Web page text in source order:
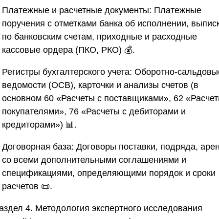
Платежные и расчетные документы: Платежные
поручения с отметками банка об исполнении,
по банковским счетам, приходные и расходные
кассовые ордера (ПКО, РКО) 💰.
Регистры бухгалтерского учета: Оборотно-
ведомости (ОСВ), карточки и анализы счетов (в
основном 60 «Расчеты с поставщиками», 62
покупателями», 76 «Расчеты с дебиторами и
кредиторами») 📊.
Договорная база: Договоры поставки, подряда,
со всеми дополнительными соглашениями и
спецификациями, определяющими порядок и сроки
расчетов 📜.
4. Методология экспертного исследования